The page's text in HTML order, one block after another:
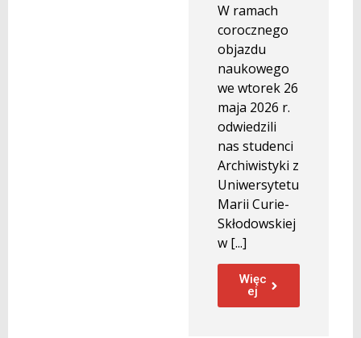
W ramach
corocznego
objazdu
naukowego
we wtorek 26
maja 2026 r.
odwiedzili
nas studenci
Archiwistyki z
Uniwersytetu
Marii Curie-
Skłodowskiej
w [...]
Więc
ej